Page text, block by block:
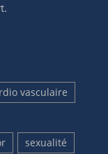
vasculaire
sexualité